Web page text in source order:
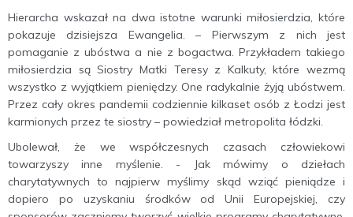
Hierarcha wskazał na dwa istotne warunki miłosierdzia, które
pokazuje dzisiejsza Ewangelia. – Pierwszym z nich jest
pomaganie z ubóstwa a nie z bogactwa. Przykładem takiego
miłosierdzia są Siostry Matki Teresy z Kalkuty, które wezmą
wszystko z wyjątkiem pieniędzy. One radykalnie żyją ubóstwem.
Przez cały okres pandemii codziennie kilkaset osób z Łodzi jest
karmionych przez te siostry – powiedział metropolita łódzki.
Ubolewał, że we współczesnych czasach człowiekowi
towarzyszy inne myślenie. - Jak mówimy o dziełach
charytatywnych to najpierw myślimy skąd wziąć pieniądze i
dopiero po uzyskaniu środków od Unii Europejskiej, czy